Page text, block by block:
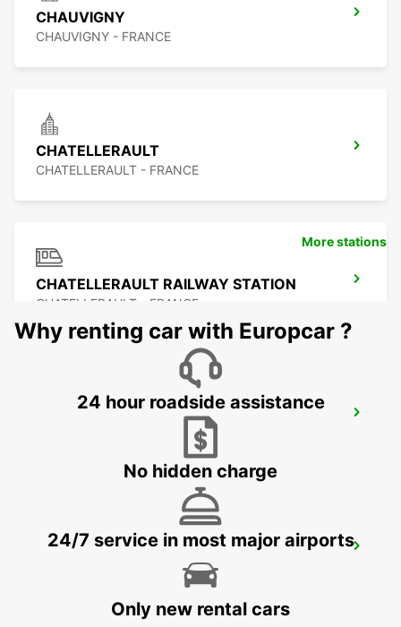
CHAUVIGNY
CHAUVIGNY - FRANCE
CHATELLERAULT
CHATELLERAULT - FRANCE
CHATELLERAULT RAILWAY STATION
CHATELLERAULT - FRANCE
THOUARS
More stations
Why renting car with Europcar ?
24 hour roadside assistance
No hidden charge
24/7 service in most major airports
Only new rental cars